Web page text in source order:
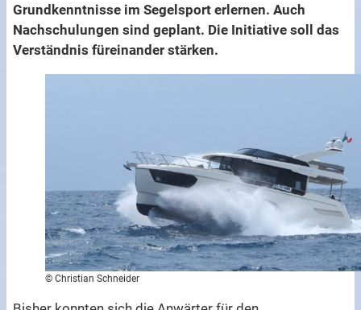
Grundkenntnisse im Segelsport erlernen. Auch
Nachschulungen sind geplant. Die Initiative soll das
Verständnis füreinander stärken.
© Christian Schneider